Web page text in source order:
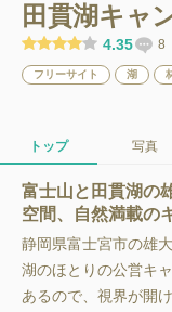
田貫湖キャ
4.35 8
フリーサイト 湖
トップ 写真
富士山と田貫湖の
空間、自然満載の
静岡県富士宮市の雄
湖のほとりの公営キ
あるので、視界が開